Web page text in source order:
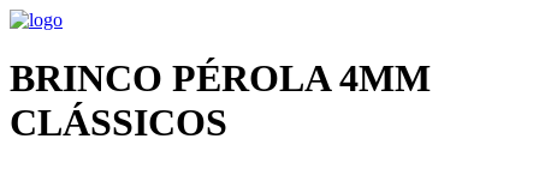
BRINCO PÉROLA 4MM
CLÁSSICOS